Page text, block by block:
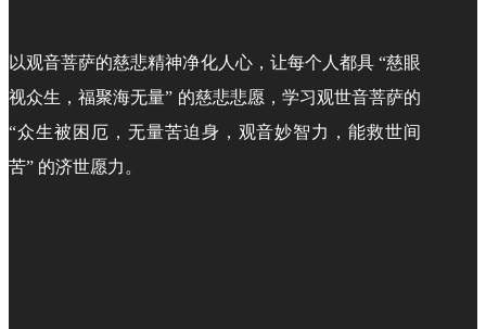
以观音菩萨的慈悲精神净化人心，让每个人都具 “慈眼
视众生，福聚海无量” 的慈悲悲愿，学习观世音菩萨的
“众生被困厄，无量苦迫身，观音妙智力，能救世间
苦” 的济世愿力。